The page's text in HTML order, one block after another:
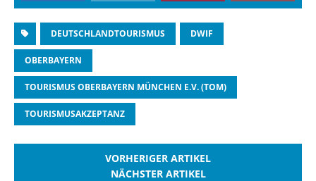
DEUTSCHLANDTOURISMUS DWIF
OBERBAYERN
TOURISMUS OBERBAYERN MÜNCHEN E.V. (TOM)
TOURISMUSAKZEPTANZ
VORHERIGER ARTIKEL
NÄCHSTER ARTIKEL